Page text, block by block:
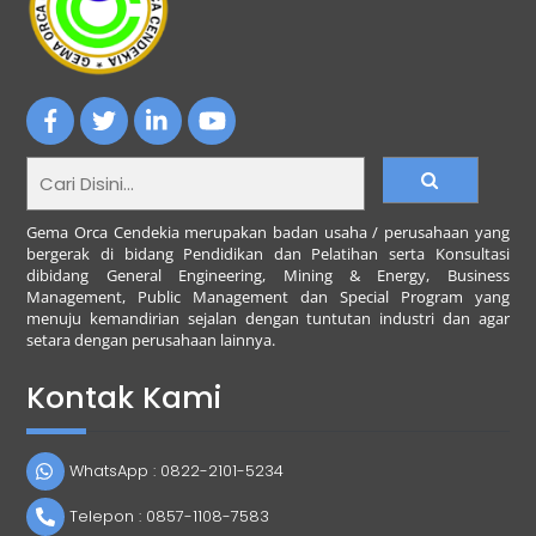
König
in
Österreich
Gema Orca Cendekia merupakan badan usaha / perusahaan yang
bergerak di bidang Pendidikan dan Pelatihan serta Konsultasi
dibidang General Engineering, Mining & Energy, Business
Management, Public Management dan Special Program yang
menuju kemandirian sejalan dengan tuntutan industri dan agar
setara dengan perusahaan lainnya.
Kontak Kami
WhatsApp : 0822-2101-5234
Telepon : 0857-1108-7583